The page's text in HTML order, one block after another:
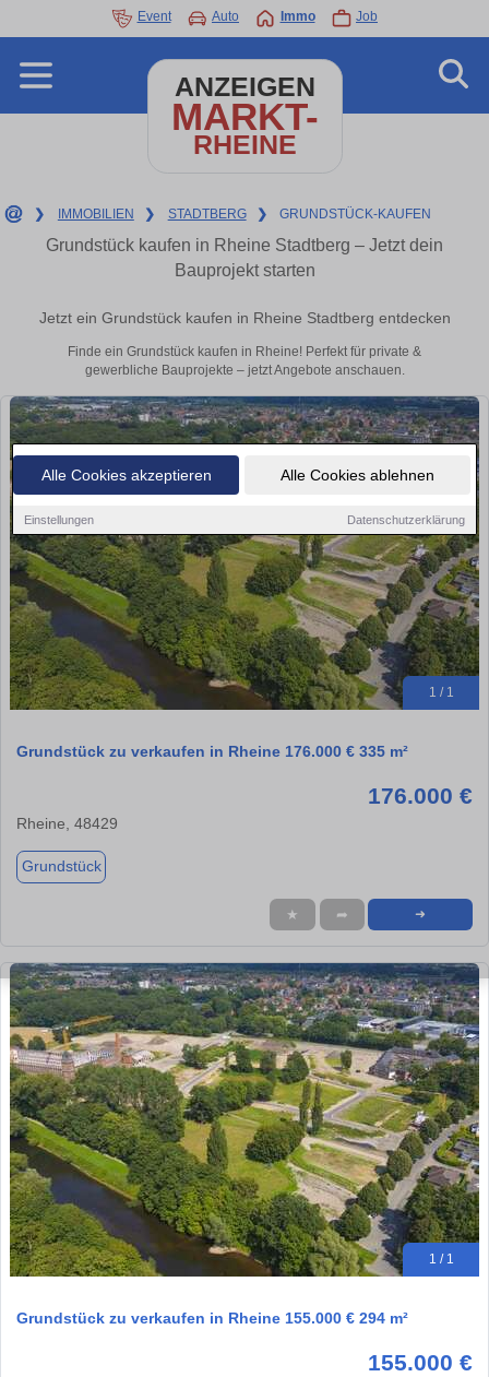
Alle Cookies akzeptieren Alle Cookies ablehnen
Einstellungen Datenschutzerklärung
Event Auto Immo Job
ANZEIGEN
MARKT-
RHEINE
❯ IMMOBILIEN ❯ STADTBERG ❯ GRUNDSTÜCK-KAUFEN
Grundstück kaufen in Rheine Stadtberg – Jetzt dein
Bauprojekt starten
Jetzt ein Grundstück kaufen in Rheine Stadtberg entdecken
Finde ein Grundstück kaufen in Rheine! Perfekt für private &
gewerbliche Bauprojekte – jetzt Angebote anschauen.
1 / 1
Grundstück zu verkaufen in Rheine 176.000 € 335 m²
176.000 €
Rheine, 48429
Grundstück
★ ➦ ➜
1 / 1
Grundstück zu verkaufen in Rheine 155.000 € 294 m²
155.000 €